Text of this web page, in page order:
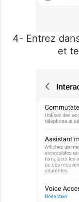
4- Entrez
et